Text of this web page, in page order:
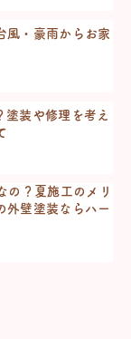
風・豪雨からお家
装や修理を考え
の？夏施工のメリ
壁塗装ならハー